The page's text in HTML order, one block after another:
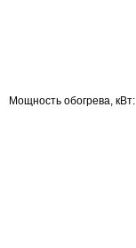
Мощность обогрева, кВт: